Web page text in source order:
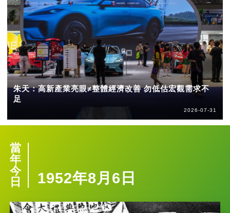
朱天：高新產業亮眼≠整體經濟改善 勿低估宏觀需求不
足
2026-07-31
當
年
今
日
1952年8月6日